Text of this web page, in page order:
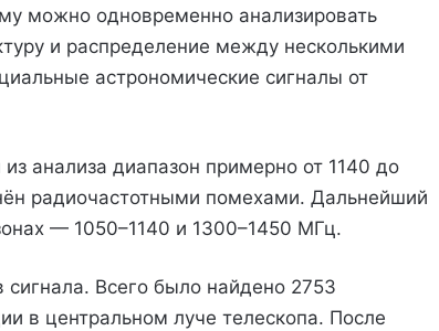
можно одновременно анализировать
и распределение между несколькими
астрономические сигналы от
анализа диапазон примерно от 1140 до
радиочастотными помехами. Дальнейший
— 1050–1140 и 1300–1450 МГц.
Всего было найдено 2753
в центральном луче телескопа. После